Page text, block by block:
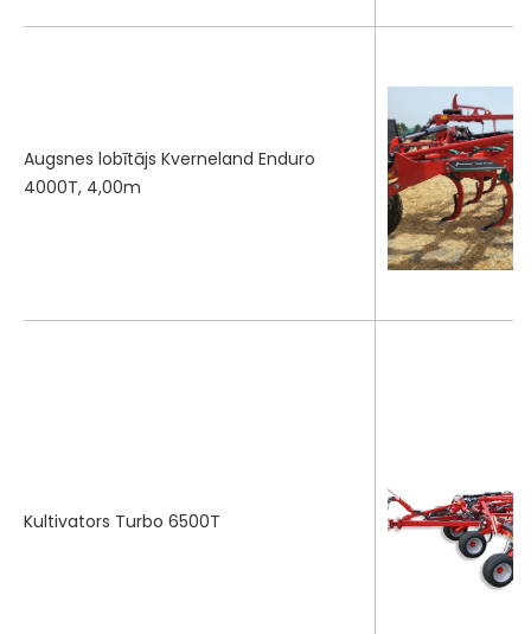
Augsnes lobītājs Kverneland Enduro
4000T, 4,00m
Kultivators Turbo 6500T